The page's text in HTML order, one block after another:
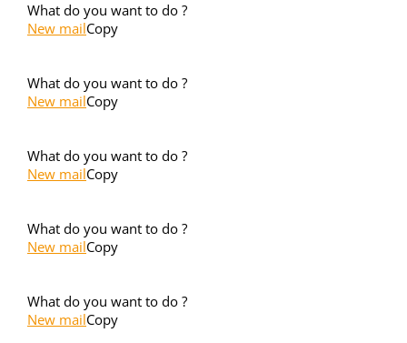
What do you want to do ?
New mailCopy
What do you want to do ?
New mailCopy
What do you want to do ?
New mailCopy
What do you want to do ?
New mailCopy
What do you want to do ?
New mailCopy